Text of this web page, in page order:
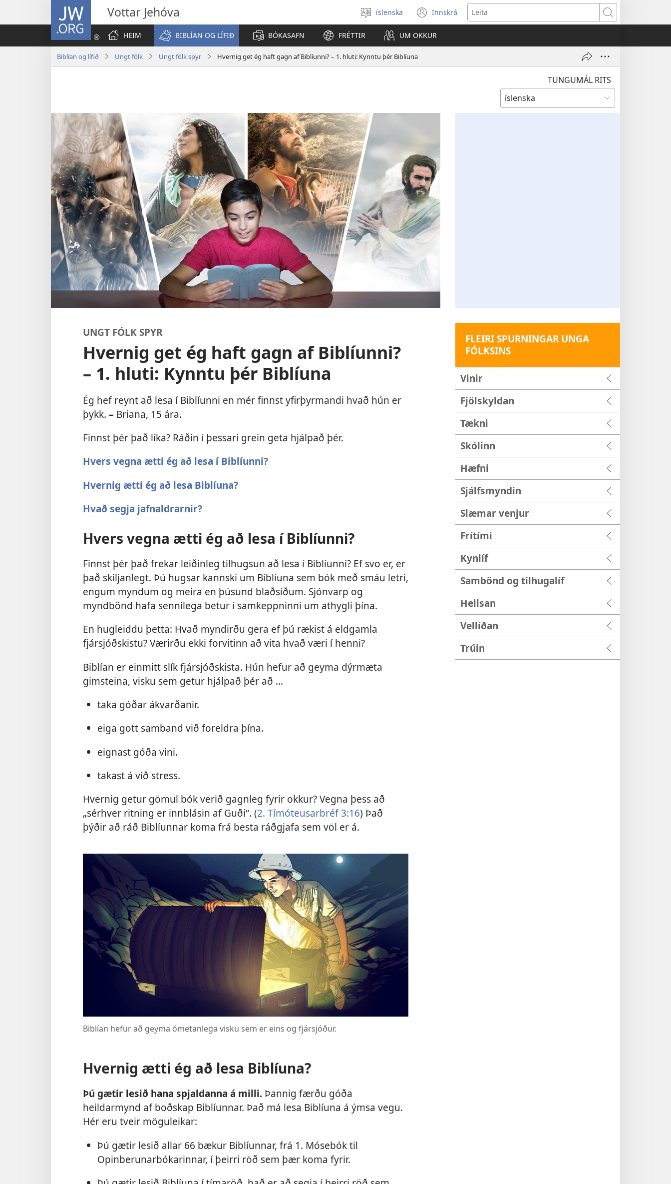
JW.ORG Vottar Jehóva
Veldu
tungumál
íslenska Innskrá
(opnast
í
glugga)
Leita
HEIM
BIBLÍAN OG LÍFIÐ BÓKASAFN FRÉTTIR UM OKKUR
Biblían og lífið Ungt fólk Ungt fólk spyr Hvernig get ég haft gagn af Biblíunni? – 1. hluti: Kynntu þér Biblíuna
TUNGUMÁL RITS
UNGT FÓLK SPYR
Hvernig get ég haft gagn af Biblíunni?
– 1. hluti: Kynntu þér Biblíuna
Ég hef reynt að lesa í Biblíunni en mér finnst yfirþyrmandi hvað hún er
þykk. – Briana, 15 ára.
Finnst þér það líka? Ráðin í þessari grein geta hjálpað þér.
Hvers vegna ætti ég að lesa í Biblíunni?
Hvernig ætti ég að lesa Biblíuna?
Hvað segja jafnaldrarnir?
Hvers vegna ætti ég að lesa í Biblíunni?
Finnst þér það frekar leiðinleg tilhugsun að lesa í Biblíunni? Ef svo er, er
það skiljanlegt. Þú hugsar kannski um Biblíuna sem bók með smáu letri,
engum myndum og meira en þúsund blaðsíðum. Sjónvarp og
myndbönd hafa sennilega betur í samkeppninni um athygli þína.
En hugleiddu þetta: Hvað myndirðu gera ef þú rækist á eldgamla
fjársjóðskistu? Værirðu ekki forvitinn að vita hvað væri í henni?
Biblían er einmitt slík fjársjóðskista. Hún hefur að geyma dýrmæta
gimsteina, visku sem getur hjálpað þér að ...
taka góðar ákvarðanir.
eiga gott samband við foreldra þína.
eignast góða vini.
takast á við stress.
Hvernig getur gömul bók verið gagnleg fyrir okkur? Vegna þess að
„sérhver ritning er innblásin af Guði“. (2. Tímóteusarbréf 3:16) Það
þýðir að ráð Biblíunnar koma frá besta ráðgjafa sem völ er á.
Biblían hefur að geyma ómetanlega visku sem er eins og fjársjóður.
Hvernig ætti ég að lesa Biblíuna?
Þú gætir lesið hana spjaldanna á milli. Þannig færðu góða
heildarmynd af boðskap Biblíunnar. Það má lesa Biblíuna á ýmsa vegu.
Hér eru tveir möguleikar:
Þú gætir lesið allar 66 bækur Biblíunnar, frá 1. Mósebók til
Opinberunarbókarinnar, í þeirri röð sem þær koma fyrir.
FLEIRI SPURNINGAR UNGA
FÓLKSINS
Vinir
Fjölskyldan
Tækni
Skólinn
Hæfni
Sjálfsmyndin
Slæmar venjur
Frítími
Kynlíf
Sambönd og tilhugalíf
Heilsan
Vellíðan
Trúin